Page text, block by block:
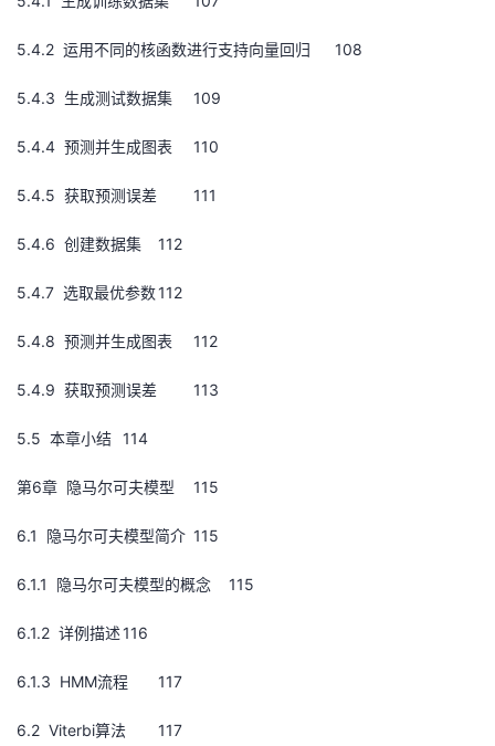
5.4.2 运用不同的核函数进行支持向量回归 108
5.4.3 生成测试数据集 109
5.4.4 预测并生成图表 110
5.4.5 获取预测误差 111
5.4.6 创建数据集 112
5.4.7 选取最优参数112
5.4.8 预测并生成图表 112
5.4.9 获取预测误差 113
5.5 本章小结 114
第6章 隐马尔可夫模型 115
6.1 隐马尔可夫模型简介 115
6.1.1 隐马尔可夫模型的概念 115
6.1.2 详例描述116
6.1.3 HMM流程 117
6.2 Viterbi算法 117